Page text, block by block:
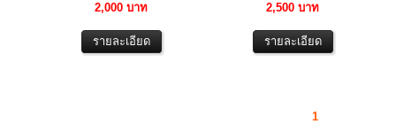
2,000 บาท 2,500 บาท
1